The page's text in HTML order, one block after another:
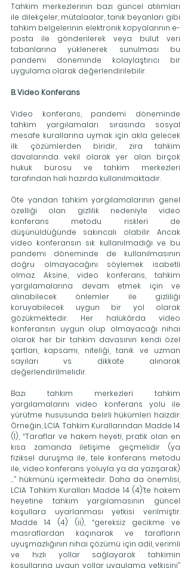
Tahkim merkezlerinin bazı güncel atılımları
ile dilekçeler, mütalaalar, tanık beyanları gibi
tahkim belgelerinin elektronik kopyalarının e-
posta ile gönderilerek veya bulut veri
tabanlarına yüklenerek sunulması bu
pandemi döneminde kolaylaştırıcı bir
uygulama olarak değerlendirilebilir.
B. Video Konferans
Video konferans, pandemi döneminde
tahkim yargılamaları sırasında sosyal
mesafe kurallarına uymak için akla gelecek
ilk çözümlerden biridir, zira tahkim
davalarında vekil olarak yer alan birçok
hukuk bürosu ve tahkim merkezleri
tarafından hali hazırda kullanılmaktadır.
Öte yandan tahkim yargılamalarının genel
özelliği olan gizlilik nedeniyle video
konferans metodu riskleri de
düşünüldüğünde sakıncalı olabilir. Ancak
video konferansın sık kullanılmadığı ve bu
pandemi döneminde de kullanılmasının
doğru olmayacağını söylemek isabetli
olmaz. Aksine, video konferans, tahkim
yargılamalarına devam etmek için ve
alınabilecek önlemler ile gizliliği
koruyabilecek uygun bir yol olarak
gözükmektedir. Her halükârda video
konferansın uygun olup olmayacağı nihai
olarak her bir tahkim davasının kendi özel
şartları, kapsamı, niteliği, tanık ve uzman
sayıları vs. dikkate alınarak
değerlendirilmelidir.
Bazı tahkim merkezleri tahkim
yargılamalarını video konferans yolu ile
yürütme hususunda belirli hükümleri haizdir.
Örneğin, LCIA Tahkim Kurallarından Madde 14
(1), “Taraflar ve hakem heyeti, pratik olan en
kısa zamanda iletişime geçmelidir (ya
fiziksel duruşma ile, tele konferans metodu
ile, video konferans yoluyla ya da yazışarak)
…” hükmünü içermektedir. Daha da önemlisi,
LCIA Tahkim Kuralları Madde 14 (4)’te hakem
heyetine tahkim yargılamasının güncel
koşullara uyarlanması yetkisi verilmiştir.
Madde 14 (4) (ii), “gereksiz gecikme ve
masraflardan kaçınarak ve tarafların
uyuşmazlığının nihai çözümü için adil, verimli
ve hızlı yollar sağlayarak tahkimin
koşullarına uygun yollar uygulama yetkisini”